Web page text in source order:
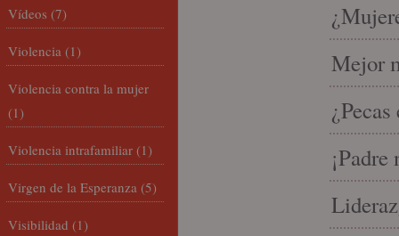
Mejor
Vídeos (7)
Violencia (1)
Violencia contra la mujer
(1)
Violencia intrafamiliar (1)
Virgen de la Esperanza (5)
Visibilidad (1)